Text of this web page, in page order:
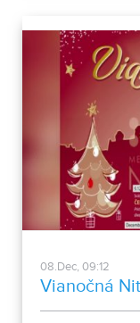
08.Dec, 09:12
Vianočná